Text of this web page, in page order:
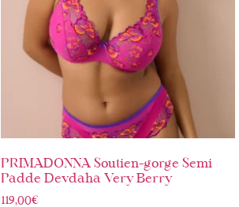
PRIMADONNA Soutien-gorge Semi
Padde Devdaha Very Berry
119,00€